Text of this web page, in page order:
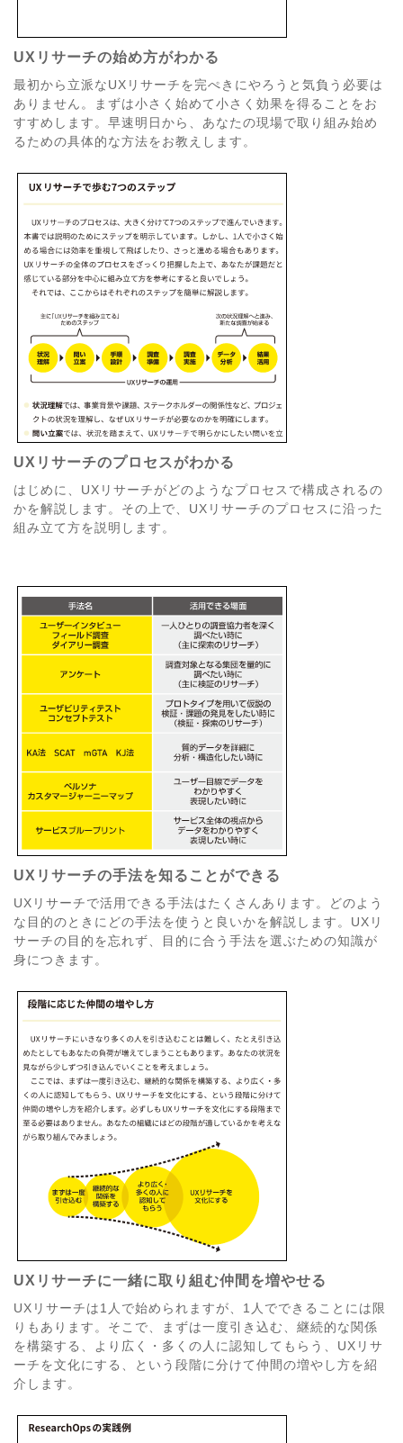
UXリサーチの始め方がわかる
最初から立派なUXリサーチを完ぺきにやろうと気負う必要は
ありません。まずは小さく始めて小さく効果を得ることをお
すすめします。早速明日から、あなたの現場で取り組み始め
るための具体的な方法をお教えします。
UXリサーチのプロセスがわかる
はじめに、UXリサーチがどのようなプロセスで構成されるの
かを解説します。その上で、UXリサーチのプロセスに沿った
組み立て方を説明します。
UXリサーチの手法を知ることができる
UXリサーチで活用できる手法はたくさんあります。どのよう
な目的のときにどの手法を使うと良いかを解説します。UXリ
サーチの目的を忘れず、目的に合う手法を選ぶための知識が
身につきます。
UXリサーチに一緒に取り組む仲間を増やせる
UXリサーチは1人で始められますが、1人でできることには限
りもあります。そこで、まずは一度引き込む、継続的な関係
を構築する、より広く・多くの人に認知してもらう、UXリサ
ーチを文化にする、という段階に分けて仲間の増やし方を紹
介します。